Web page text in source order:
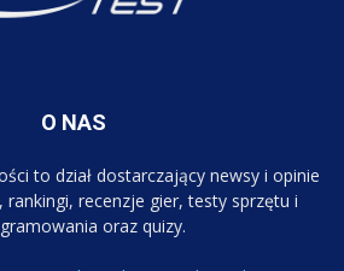
O NAS
to dział dostarczający newsy i opinie
rankingi, recenzje gier, testy sprzętu i
oraz quizy.